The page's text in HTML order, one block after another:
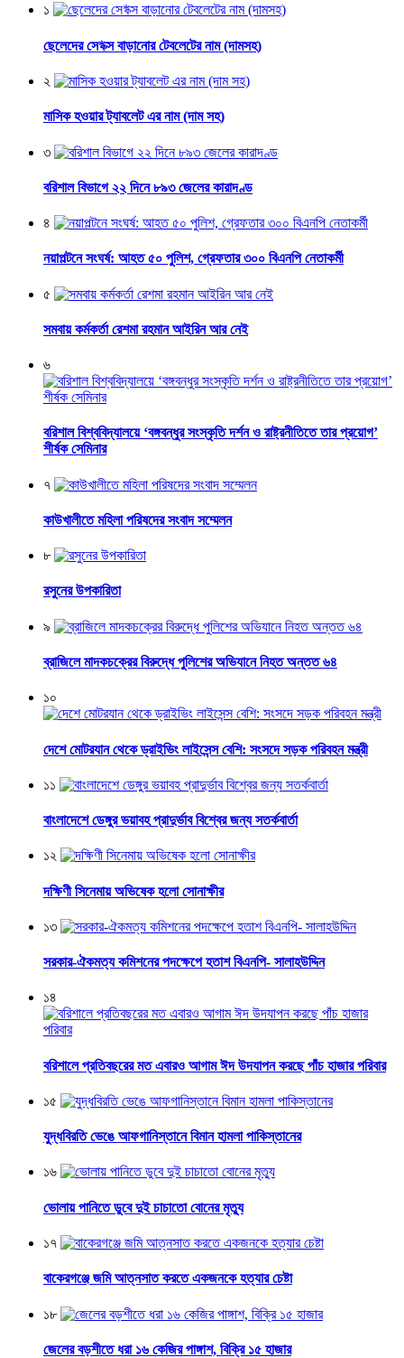
১
ছেলেদের সে*ক্স বাড়ানোর টেবলেটের নাম (দামসহ)
২
মাসিক হওয়ার ট্যাবলেট এর নাম (দাম সহ)
৩
বরিশাল বিভাগে ২২ দিনে ৮৯৩ জেলের কারাদণ্ড
৪
নয়াপল্টনে সংঘর্ষ: আহত ৫০ পুলিশ, গ্রেফতার ৩০০ বিএনপি নেতাকর্মী
৫
সমবায় কর্মকর্তা রেশমা রহমান আইরিন আর নেই
৬
বরিশাল বিশ্ববিদ্যালয়ে ‘বঙ্গবন্ধুর সংস্কৃতি দর্শন ও রাষ্ট্রনীতিতে তার প্রয়োগ’
শীর্ষক সেমিনার
৭
কাউখালীতে মহিলা পরিষদের সংবাদ সম্মেলন
৮
রসুনের উপকারিতা
৯
ব্রাজিলে মাদকচক্রের বিরুদ্ধে পুলিশের অভিযানে নিহত অন্তত ৬৪
১০
দেশে মোটরযান থেকে ড্রাইভিং লাইসেন্স বেশি: সংসদে সড়ক পরিবহন মন্ত্রী
১১
বাংলাদেশে ডেঙ্গুর ভয়াবহ প্রাদুর্ভাব বিশ্বের জন্য সতর্কবার্তা
১২
দক্ষিণী সিনেমায় অভিষেক হলো সোনাক্ষীর
১৩
সরকার-ঐকমত্য কমিশনের পদক্ষেপে হতাশ বিএনপি- সালাহউদ্দিন
১৪
বরিশালে প্রতিবছরের মত এবারও আগাম ঈদ উদযাপন করছে পাঁচ হাজার পরিবার
১৫
যুদ্ধবিরতি ভেঙে আফগানিস্তানে বিমান হামলা পাকিস্তানের
১৬
ভোলায় পানিতে ডুবে দুই চাচাতো বোনের মৃত্যু
১৭
বাকেরগঞ্জে জমি আত্নসাত করতে একজনকে হত্যার চেষ্টা
১৮
জেলের বড়শীতে ধরা ১৬ কেজির পাঙ্গাশ, বিক্রি ১৫ হাজার